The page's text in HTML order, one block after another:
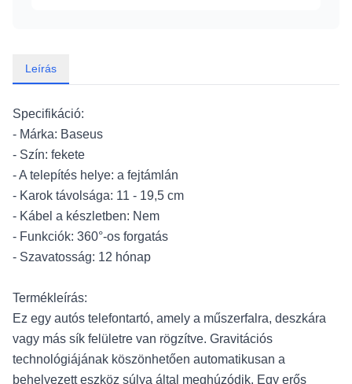
Leírás
Specifikáció:
- Márka: Baseus
- Szín: fekete
- A telepítés helye: a fejtámlán
- Karok távolsága: 11 - 19,5 cm
- Kábel a készletben: Nem
- Funkciók: 360°-os forgatás
- Szavatosság: 12 hónap
Termékleírás:
Ez egy autós telefontartó, amely a műszerfalra, deszkára
vagy más sík felületre van rögzítve. Gravitációs
technológiájának köszönhetően automatikusan a
behelyezett eszköz súlya által meghúzódik. Egy erős